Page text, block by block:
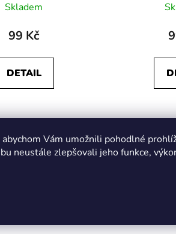
abychom Vám umožnili pohodlné
neustále zlepšovali jeho funkce,
Skladem
99 Kč
DETAIL
Kód:UA-17060148